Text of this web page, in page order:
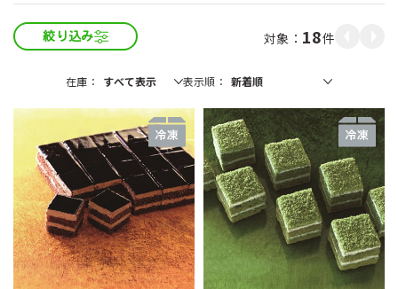
絞り込み 18件
在庫 表示順